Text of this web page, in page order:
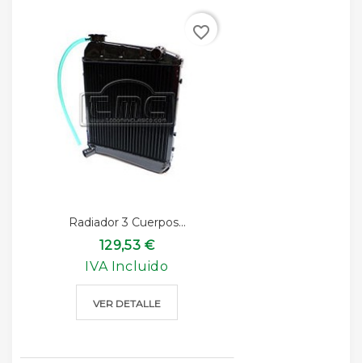
Radiador 3 Cuerpos...
129,53 €
IVA Incluido
VER DETALLE
favorite_border